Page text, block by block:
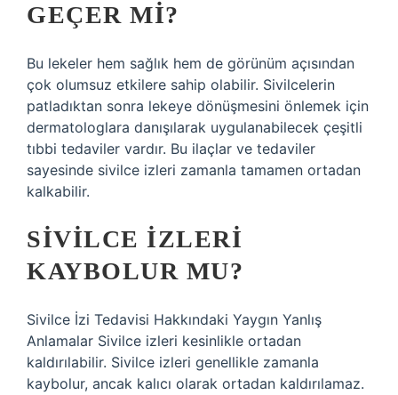
GEÇER MI?
Bu lekeler hem sağlık hem de görünüm açısından
çok olumsuz etkilere sahip olabilir. Sivilcelerin
patladıktan sonra lekeye dönüşmesini önlemek için
dermatologlara danışılarak uygulanabilecek çeşitli
tıbbi tedaviler vardır. Bu ilaçlar ve tedaviler
sayesinde sivilce izleri zamanla tamamen ortadan
kalkabilir.
SIVILCE IZLERI
KAYBOLUR MU?
Sivilce İzi Tedavisi Hakkındaki Yaygın Yanlış
Anlamalar Sivilce izleri kesinlikle ortadan
kaldırılabilir. Sivilce izleri genellikle zamanla
kaybolur, ancak kalıcı olarak ortadan kaldırılamaz.